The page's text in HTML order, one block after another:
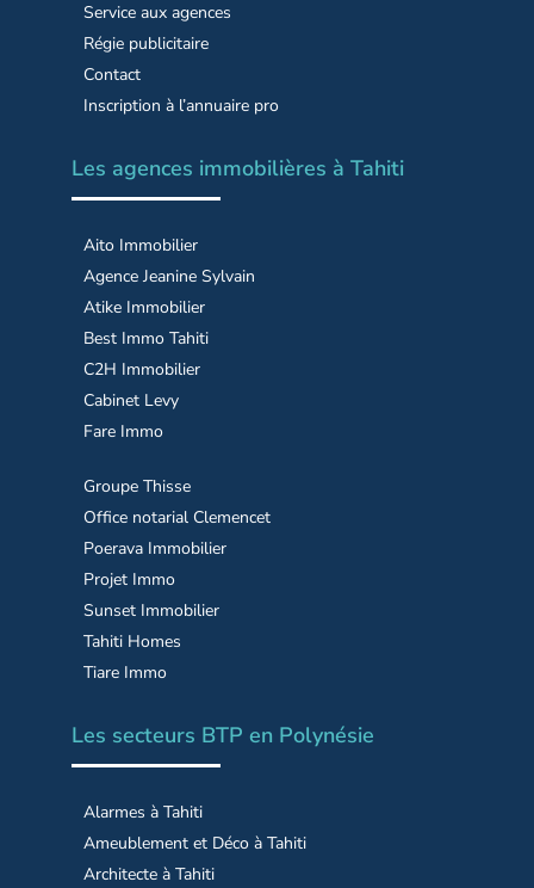
Service aux agences
Régie publicitaire
Contact
Inscription à l’annuaire pro
Les agences immobilières à Tahiti
Aito Immobilier
Agence Jeanine Sylvain
Atike Immobilier
Best Immo Tahiti
C2H Immobilier
Cabinet Levy
Fare Immo
Groupe Thisse
Office notarial Clemencet
Poerava Immobilier
Projet Immo
Sunset Immobilier
Tahiti Homes
Tiare Immo
Les secteurs BTP en Polynésie
Alarmes à Tahiti
Ameublement et Déco à Tahiti
Architecte à Tahiti